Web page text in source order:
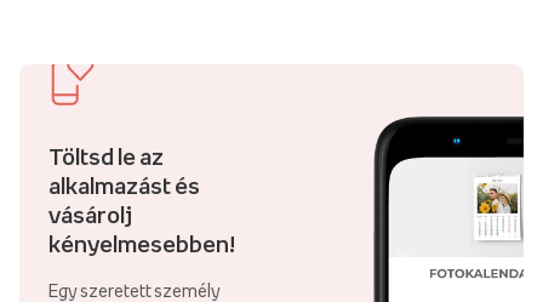
Töltsd le az
alkalmazást és
vásárolj
kényelmesebben!
Egy szeretett személy